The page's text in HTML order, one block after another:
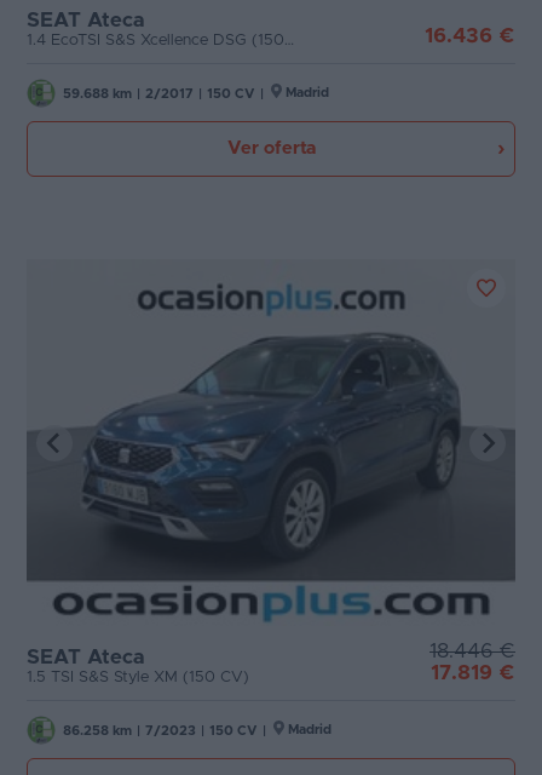
SEAT Ateca
1.4 EcoTSI S&S Xcellence DSG (150 CV) 16.436 €
59.688 km 2/2017 150 CV Madrid
Ver oferta
SEAT Ateca
1.5 TSI S&S Style XM (150 CV)
18.446 €
17.819 €
86.258 km 7/2023 150 CV Madrid